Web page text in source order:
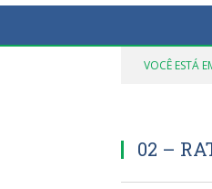
VOCÊ ESTÁ
02 –